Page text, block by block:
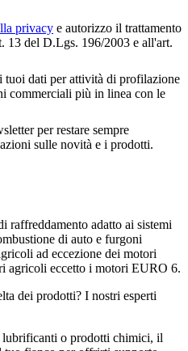
privacy e autorizzo il trattamento
13 del D.Lgs. 196/2003 e all'art.
tuoi dati per attività di profilazione
commerciali più in linea con le
per restare sempre
sulle novità e i prodotti.
adatto ai sistemi
di auto e furgoni
ad eccezione dei motori
agricoli eccetto i motori EURO 6.
dei prodotti? I nostri esperti
lubrificanti o prodotti chimici, il